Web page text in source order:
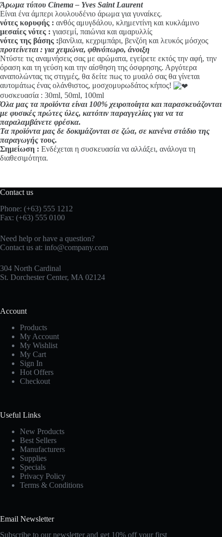
Άρωμα τύπου Cinema – Yves Saint Laurent
Είναι ένα άμπερι λουλουδένιο άρωμα για γυναίκες.
νότες κορυφής : ανθός αμυγδάλου, κλημεντίνη και κυκλάμινο
μεσαίες νότες : γιασεμί, παιώνια και αμαρυλλίς
νότες της βάσης :βανίλια, κεχριμπάρι, βενζόη και λευκός μόσχος
προτείνεται : για χειμώνα, φθινόπωρο, άνοιξη
Ντύστε τις αναμνήσεις σας με αρώματα, εγείρετε εκτός την αφή, την
όραση και τη γεύση και την αίσθηση της όσφρησης. Αργότερα
αναπολώντας τις στιγμές, θα δείτε πως το μυαλό σας θα γίνεται
αυτομάτως ένας ολάνθιστος, μοσχομυρωδάτος κήπος!
συσκευασία : 30ml, 50ml, 100ml
Όλα μας τα προϊόντα είναι 100% χειροποίητα και παρασκευάζονται
με φυσικές πρώτες ύλες, κατόπιν παραγγελίας για να τα
παραλαμβάνετε φρέσκα.
Τα προϊόντα μας δε δοκιμάζονται σε ζώα, σε κανένα στάδιο της
παραγωγής τους.
Σημείωση : Ενδέχεται η συσκευασία να αλλάξει, ανάλογα τη
διαθεσιμότητα.
Contact us
Phone: (+63) 555 1212
Fax: (+63) 555 0100
Need help or have a question?
Contact us at: info@company.com
304 North Cardinal
St. Dorchester Center, MA 02124
Account
Products
My Account
My Wishlist
My Cart
Sign In
Hot Offers
Checkout
Useful Links
New Products
Best Sellers
Manufacturers
Supplies
Specials
Privacy Policy
Terms & Conditions
Email Newsletter
Subscribe to our newsletter and get 10% off your first